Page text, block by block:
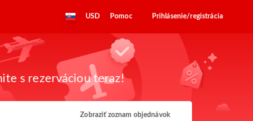
USD Pomoc Prihlásenie/registrácia
s rezerváciou teraz!
Zobraziť zoznam objednávok